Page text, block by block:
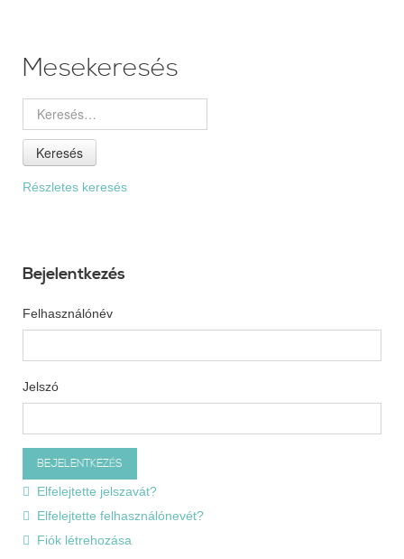
Mesekeresés
Keresés
Részletes keresés
Bejelentkezés
Felhasználónév
Jelszó
Elfelejtette jelszavát?
Elfelejtette felhasználónevét?
Fiók létrehozása